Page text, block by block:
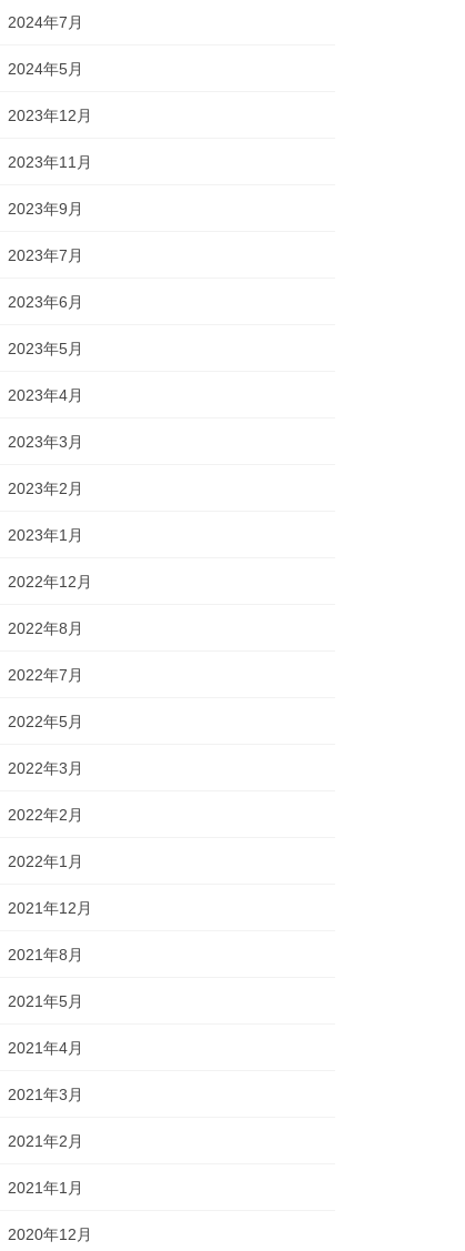
2024年7月
2024年5月
2023年12月
2023年11月
2023年9月
2023年7月
2023年6月
2023年5月
2023年4月
2023年3月
2023年2月
2023年1月
2022年12月
2022年8月
2022年7月
2022年5月
2022年3月
2022年2月
2022年1月
2021年12月
2021年8月
2021年5月
2021年4月
2021年3月
2021年2月
2021年1月
2020年12月